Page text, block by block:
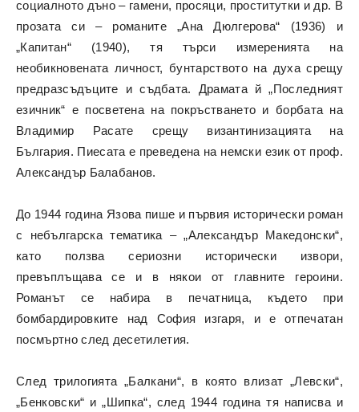
социалното дъно – гамени, просяци, проститутки и др. В
прозата си – романите „Ана Дюлгерова“ (1936) и
„Капитан“ (1940), тя търси измеренията на
необикновената личност, бунтарството на духа срещу
предразсъдъците и съдбата. Драмата й „Последният
езичник“ е посветена на покръстването и борбата на
Владимир Расате срещу византинизацията на
България. Пиесата е преведена на немски език от проф.
Александър Балабанов.
До 1944 година Язова пише и първия исторически роман
с небългарска тематика – „Александър Македонски“,
като ползва сериозни исторически извори,
превъплъщава се и в някои от главните героини.
Романът се набира в печатница, където при
бомбардировките над София изгаря, и е отпечатан
посмъртно след десетилетия.
След трилогията „Балкани“, в която влизат „Левски“,
„Бенковски“ и „Шипка“, след 1944 година тя написва и